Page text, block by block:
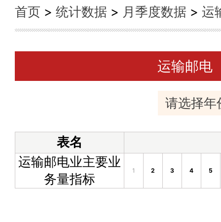
首页 > 统计数据 > 月季度数据 > 运
运输邮电
表名
运输邮电业主要业
务量指标
1 2 3 4 5